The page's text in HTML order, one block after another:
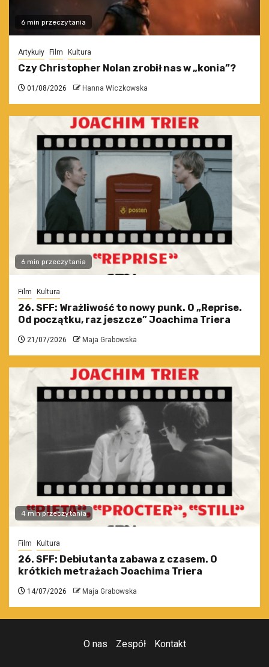
6 min przeczytania
Artykuły Film Kultura
Czy Christopher Nolan zrobił nas w „konia”?
01/08/2026 Hanna Wiczkowska
6 min przeczytania
Film Kultura
26. SFF: Wrażliwość to nowy punk. O „Reprise.
Od początku, raz jeszcze” Joachima Triera
21/07/2026 Maja Grabowska
4 min przeczytania
Film Kultura
26. SFF: Debiutanta zabawa z czasem. O
krótkich metrażach Joachima Triera
14/07/2026 Maja Grabowska
O nas Zespół Kontakt